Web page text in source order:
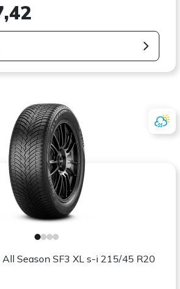
Season SF3 XL s-i 215/45 R20